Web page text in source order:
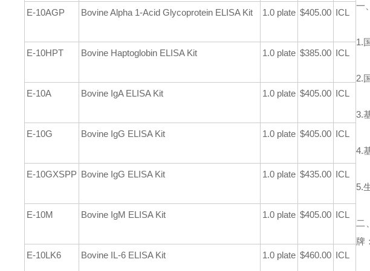
E-10AGP Bovine Alpha 1-Acid Glycoprotein ELISA Kit 1.0 plate $405.00 ICL
E-10HPT Bovine Haptoglobin ELISA Kit 1.0 plate $385.00 ICL
E-10A Bovine IgA ELISA Kit 1.0 plate $405.00 ICL
E-10G Bovine IgG ELISA Kit 1.0 plate $405.00 ICL
E-10GXSPP Bovine IgG ELISA Kit 1.0 plate $435.00 ICL
E-10M Bovine IgM ELISA Kit 1.0 plate $405.00 ICL
E-10LK6 Bovine IL-6 ELISA Kit 1.0 plate $460.00 ICL
一
1.
2.
3.
4.
5.
二
牌：